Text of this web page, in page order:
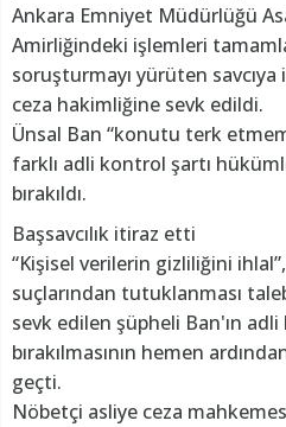
Ankara Emniyet Müdürlüğü
Amirliğindeki işlemleri
soruşturmayı yürüten
ceza hakimliğine sevk edildi.
Ünsal Ban “konutu terk
farklı adli kontrol şartı
bırakıldı.
Başsavcılık itiraz etti
“Kişisel verilerin gizliliğini
suçlarından tutuklanması
sevk edilen şüpheli Ban'ın
bırakılmasının hemen
geçti.
Nöbetçi asliye ceza